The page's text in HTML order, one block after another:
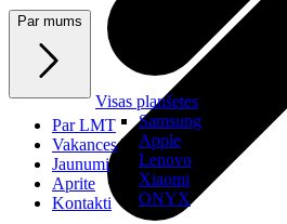
Visas planšetes
Samsung
Apple
Lenovo
Xiaomi
ONYX
Par mums
Par LMT
Vakances
Jaunumi
Aprite
Kontakti